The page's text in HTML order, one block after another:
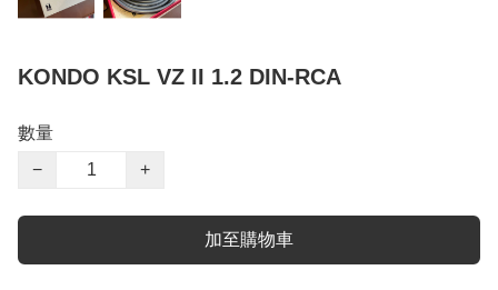
KONDO KSL VZ II 1.2 DIN-RCA
數量
−
+
加至購物車